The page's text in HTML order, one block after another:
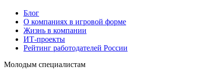
Блог
О компаниях в игровой форме
Жизнь в компании
ИТ-проекты
Рейтинг работодателей России
Молодым специалистам